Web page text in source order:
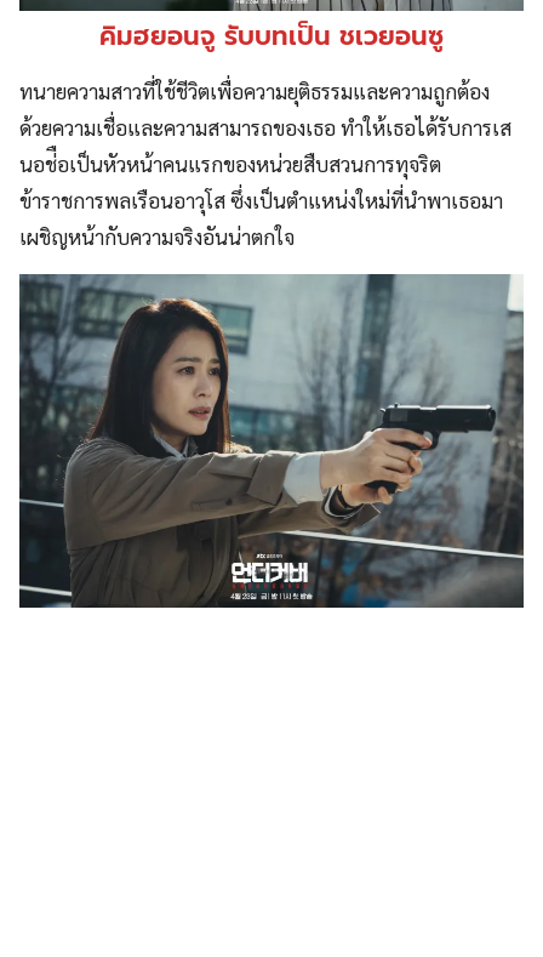
คิมฮยอนจู รับบทเป็น ชเวยอนซู
ทนายความสาวที่ใช้ชีวิตเพื่อความยุติธรรมและความถูกต้อง
ด้วยความเชื่อและความสามารถของเธอ ทำให้เธอได้รับการเส
นอช่ือเป็นหัวหน้าคนแรกของหน่วยสืบสวนการทุจริต
ข้าราชการพลเรือนอาวุโส ซึ่งเป็นตำแหน่งใหม่ที่นำพาเธอมา
เผชิญหน้ากับความจริงอันน่าตกใจ